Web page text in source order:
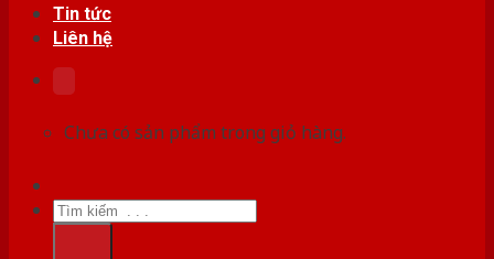
Tin tức
Liên hệ
Chưa có sản phẩm trong giỏ hàng.
Tìm
kiếm: